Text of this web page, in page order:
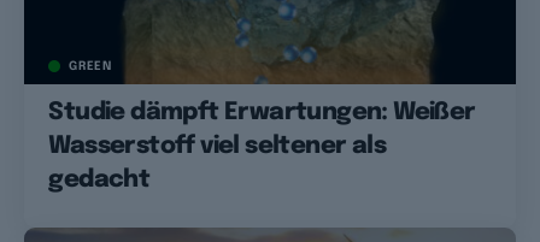
GREEN
Studie dämpft Erwartungen: Weißer
Wasserstoff viel seltener als
gedacht